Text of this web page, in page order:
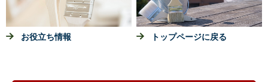
お役立ち情報 トップページに戻る